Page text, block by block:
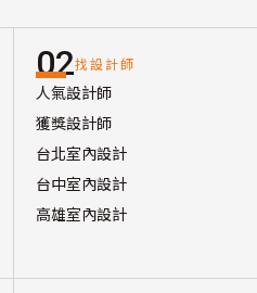
02找設計師
人氣設計師
獲獎設計師
台北室內設計
台中室內設計
高雄室內設計